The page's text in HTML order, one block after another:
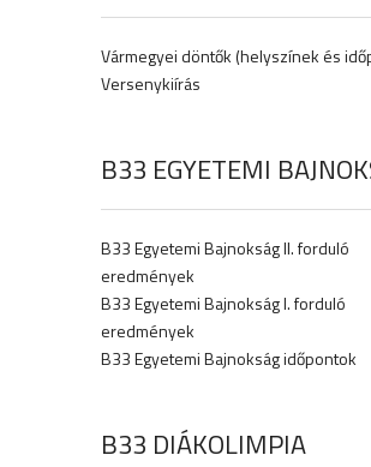
Vármegyei döntők (helyszínek és
Versenykiírás
B33 EGYETEMI
B33 Egyetemi Bajnokság II. forduló
eredmények
B33 Egyetemi Bajnokság I. forduló
eredmények
B33 Egyetemi Bajnokság időpontok
B33 DIÁKOLIMPIA